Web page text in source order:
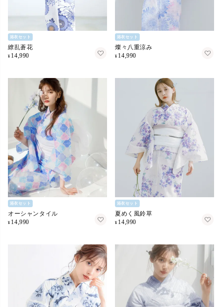
浴衣セット
繚乱蒼花
¥ 14,990
浴衣セット
燦々八重涼み
¥ 14,990
浴衣セット
オーシャンタイル
¥ 14,990
浴衣セット
夏めく風鈴草
¥ 14,990